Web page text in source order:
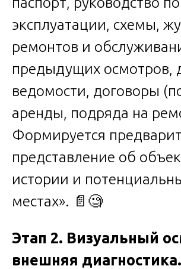
эксплуатации, схемы,
ремонтов и
предыдущих осмотров,
ведомости, договоры
аренды, подряда на
Формируется
представление об
истории и
местах». 📄🧐
Этап 2. Визуальный
внешняя диагностика.